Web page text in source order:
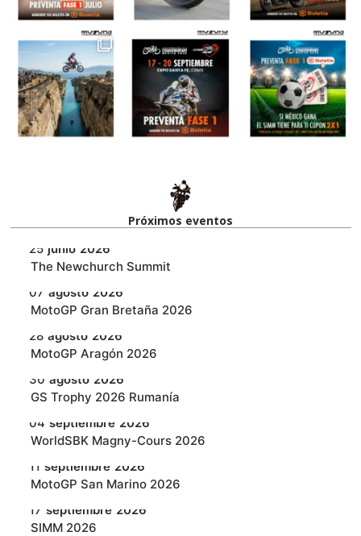
Próximos eventos​
25 junio 2026
‎The Newchurch Summit
07 agosto 2026
MotoGP Gran Bretaña 2026
28 agosto 2026
MotoGP Aragón 2026
30 agosto 2026
GS Trophy 2026 Rumanía
04 septiembre 2026
WorldSBK Magny-Cours 2026
11 septiembre 2026
MotoGP San Marino 2026
17 septiembre 2026
SIMM 2026